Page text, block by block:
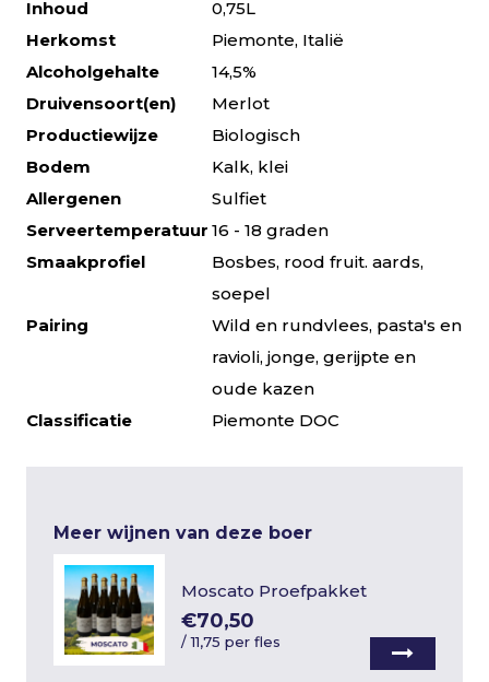
Inhoud
0,75L
Herkomst
Piemonte, Italië
Alcoholgehalte
14,5%
Druivensoort(en)
Merlot
Productiewijze
Biologisch
Bodem
Kalk, klei
Allergenen
Sulfiet
Serveertemperatuur 16 - 18 graden
Smaakprofiel
Bosbes, rood fruit. aards,
soepel
Pairing
Wild en rundvlees, pasta's en
ravioli, jonge, gerijpte en
oude kazen
Classificatie
Piemonte DOC
Meer wijnen van deze boer
Moscato Proefpakket
€70,50
/11,75 per fles